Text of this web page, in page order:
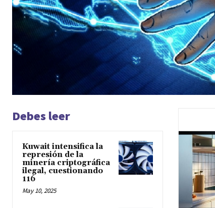
Debes leer
Kuwait intensifica la
represión de la
minería criptográfica
ilegal, cuestionando
116
May 10, 2025